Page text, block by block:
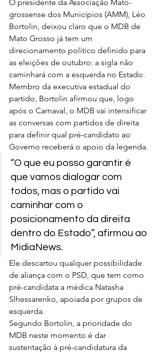
O presidente da Associação Mato-
grossense dos Municípios (AMM), Léo
Bortolin, deixou claro que o MDB de
Mato Grosso já tem um
direcionamento político definido para
as eleições de outubro: a sigla não
caminhará com a esquerda no Estado.
Membro da executiva estadual do
partido, Bortolin afirmou que, logo
após o Carnaval, o MDB vai intensificar
as conversas com partidos de direita
para definir qual pré-candidato ao
Governo receberá o apoio da legenda.
“O que eu posso garantir é
que vamos dialogar com
todos, mas o partido vai
caminhar com o
posicionamento da direita
dentro do Estado”, afirmou ao
MidiaNews.
Ele descartou qualquer possibilidade
de aliança com o PSD, que tem como
pré-candidata a médica Natasha
Slhessarenko, apoiada por grupos de
esquerda.
Segundo Bortolin, a prioridade do
MDB neste momento é dar
sustentação à pré-candidatura da